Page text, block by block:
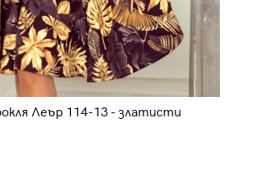
Леър 114-13 - златисти